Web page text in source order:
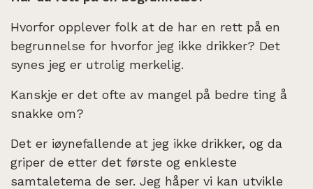
Hvorfor opplever folk at de har en rett på en
begrunnelse for hvorfor jeg ikke drikker? Det
synes jeg er utrolig merkelig.
Kanskje er det ofte av mangel på bedre ting å
snakke om?
Det er iøynefallende at jeg ikke drikker, og da
griper de etter det første og enkleste
samtaletema de ser. Jeg håper vi kan utvikle